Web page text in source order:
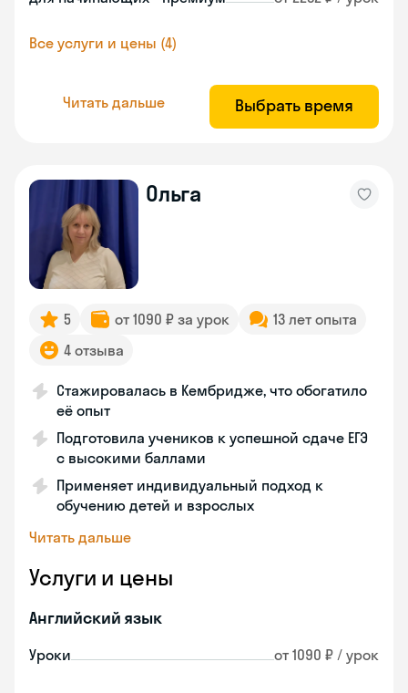
Все услуги и цены (4)
Читать дальше Выбрать время
Ольга
5 от 1090 ₽ за урок
13 лет опыта
4 отзыва
Стажировалась в Кембридже, что обогатило
её опыт
Подготовила учеников к успешной сдаче ЕГЭ
с высокими баллами
Применяет индивидуальный подход к
обучению детей и взрослых
Читать дальше
Услуги и цены
Английский язык
Уроки от 1090 ₽ / урок